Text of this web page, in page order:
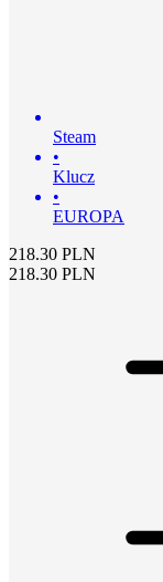
Steam
•
Klucz
•
EUROPA
218.30 PLN
218.30 PLN